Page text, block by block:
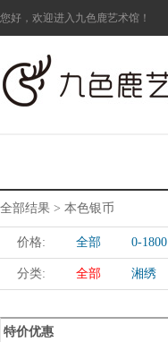
您好，欢迎进入九色鹿艺术馆！
全部结果 > 本色银币
价格: 全部 0-1800
分类: 全部 湘绣
特价优惠